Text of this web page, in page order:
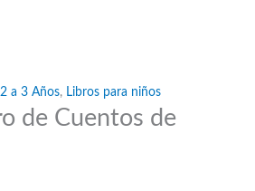
a 3 Años, Libros para niños
de Cuentos de